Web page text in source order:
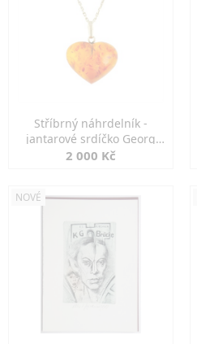
Stříbrný náhrdelník -
jantarové srdíčko Georg
Kramer
2 000 Kč
NOVÉ